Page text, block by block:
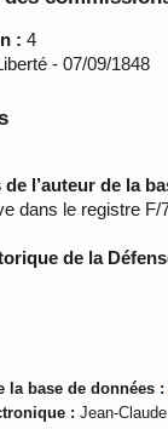
: 4
- 07/09/1848
l’auteur de la
dans le registre F/
de la
la base de données :
: Jean-